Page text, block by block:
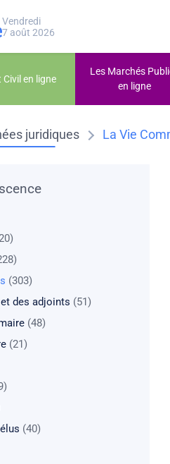
Vendredi
7 août 2026
Civil en ligne
Les Marchés
en ligne
juridiques La Vie
(303)
des adjoints (51)
(48)
(21)
(40)